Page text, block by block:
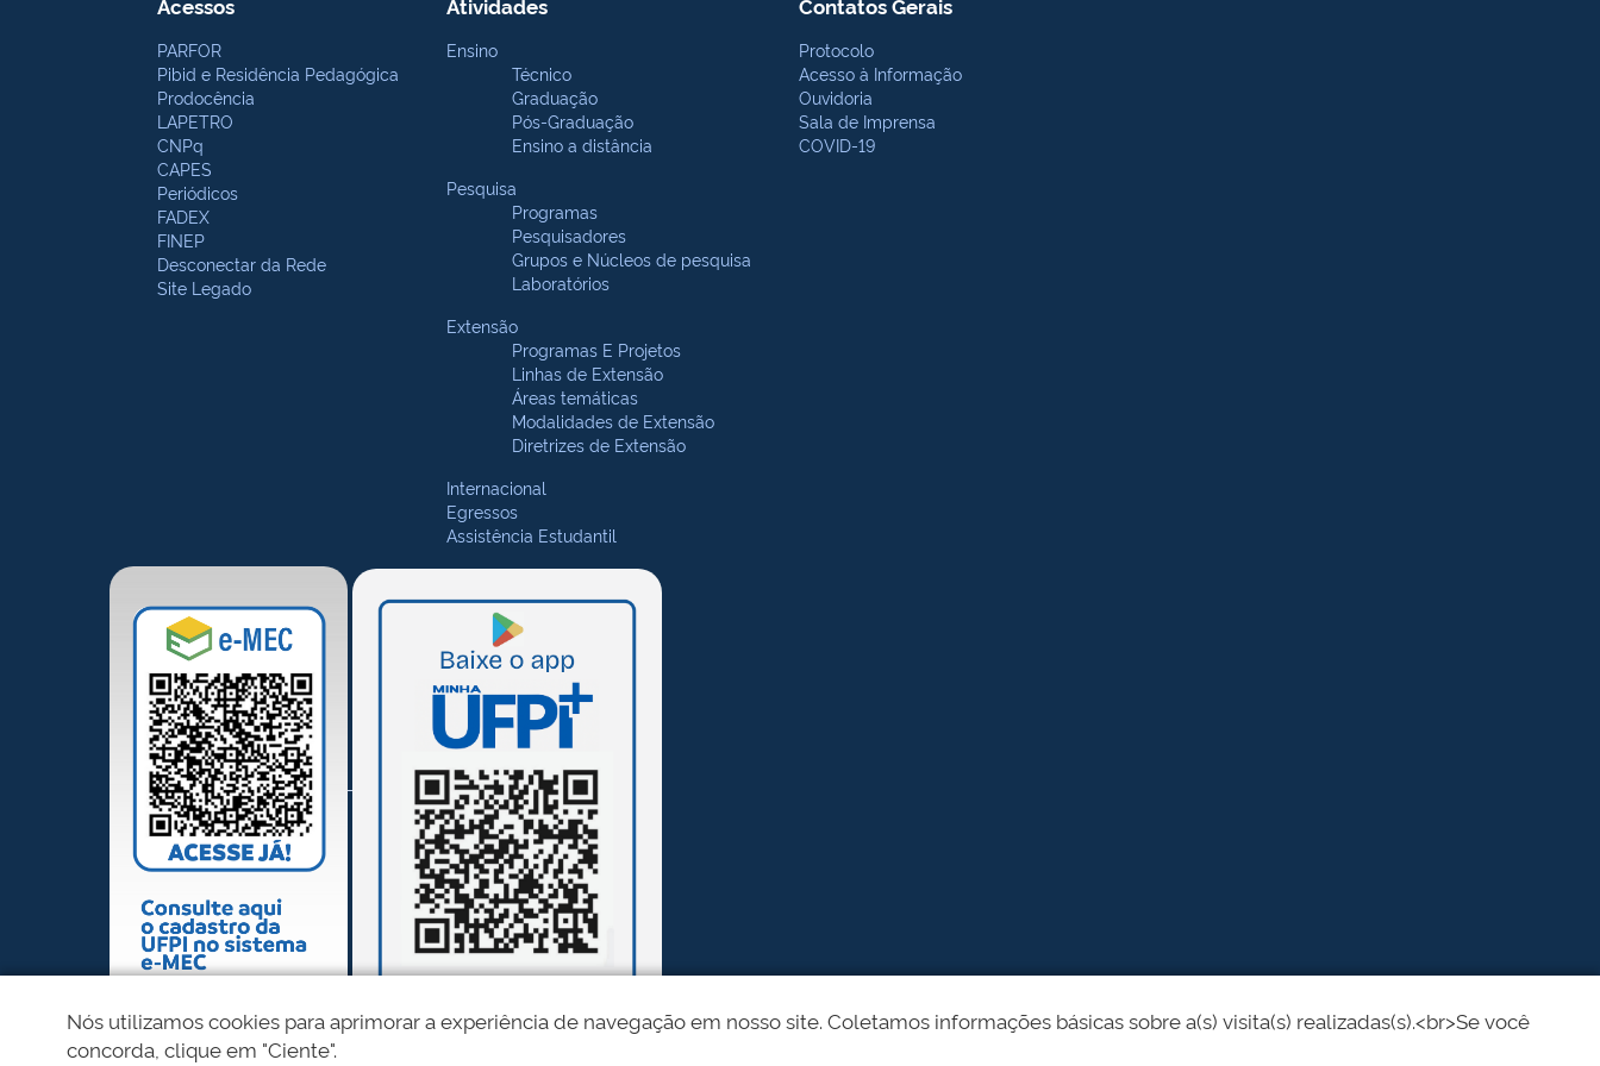
PARFOR
Pibid e Residência Pedagógica
Prodocência
LAPETRO
CNPq
CAPES
Periódicos
FADEX
FINEP
Desconectar da Rede
Site Legado
Ensino
Técnico
Graduação
Pós-Graduação
Ensino a distância
Pesquisa
Programas
Pesquisadores
Grupos e Núcleos de pesquisa
Laboratórios
Extensão
Programas E Projetos
Linhas de Extensão
Áreas temáticas
Modalidades de Extensão
Diretrizes de Extensão
Internacional
Egressos
Assistência Estudantil
Protocolo
Acesso à Informação
Ouvidoria
Sala de Imprensa
COVID-19
Nós utilizamos cookies para aprimorar a experiência de navegação em nosso site. Coletamos informações básicas sobre a(s) visita(s) realizadas(s).<br>Se você
concorda, clique em "Ciente".